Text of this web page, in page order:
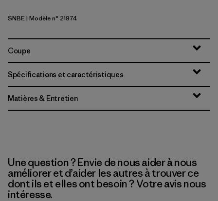
Sunken Blue
SNBE| Modèle n° 21974
Coupe
Spécifications et caractéristiques
Matières & Entretien
Une question ? Envie de nous aider à nous
améliorer et d’aider les autres à trouver ce
dont ils et elles ont besoin ? Votre avis nous
intéresse.